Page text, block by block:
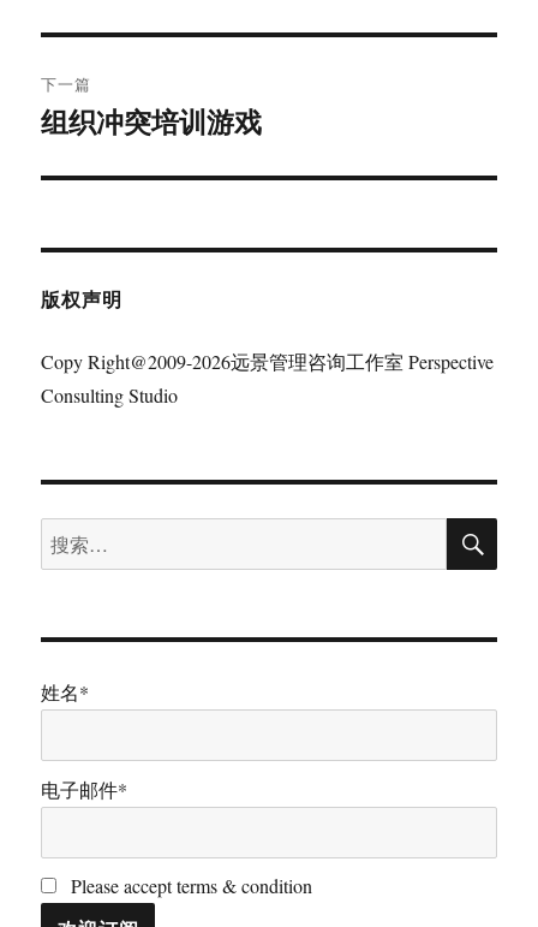
航
文
章：
下一篇
下
文
组织冲突培训游戏
版权声明
Copy Right@2009-2026远景管理咨询工作室 Perspective
Consulting Studio
搜
索：
搜
姓名*
电子邮件*
Please accept terms & condition